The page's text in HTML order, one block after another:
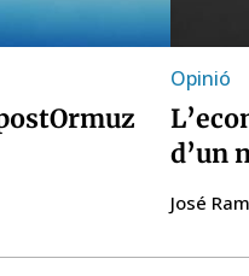
Opinió
d’un
José